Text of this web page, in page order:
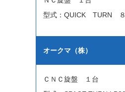
型式：QUICK TURN
オークマ（株）
ＣＮＣ旋盤 １台